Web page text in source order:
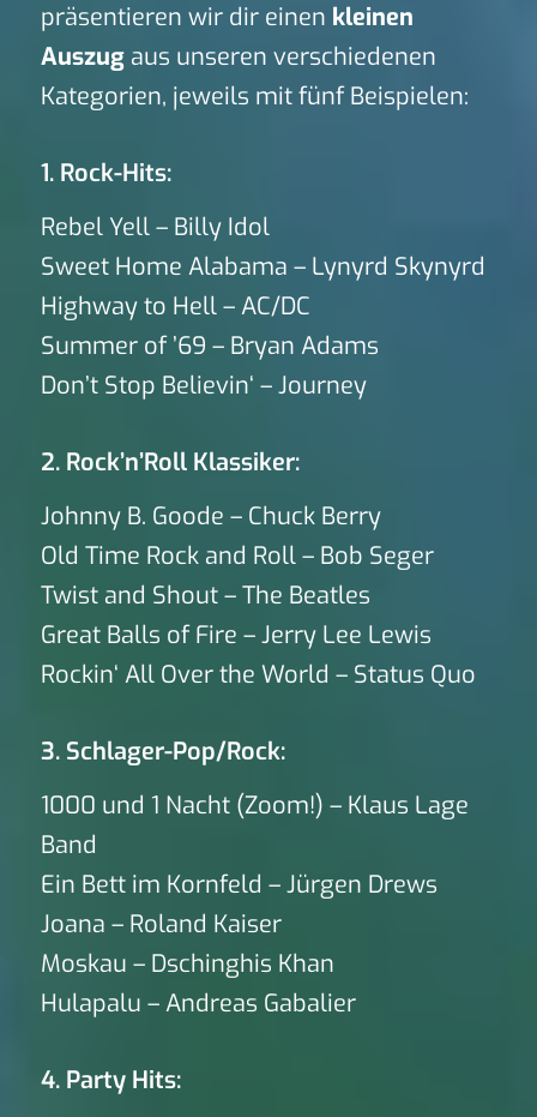
präsentieren wir dir einen kleinen
Auszugaus unseren verschiedenen
Kategorien, jeweils mit fünf Beispielen:
1. Rock-Hits:
Rebel Yell – Billy Idol
Sweet Home Alabama – Lynyrd Skynyrd
Highway to Hell – AC/DC
Summer of ’69 – Bryan Adams
Don’t Stop Believin‘ – Journey
2. Rock’n’Roll Klassiker:
Johnny B. Goode – Chuck Berry
Old Time Rock and Roll – Bob Seger
Twist and Shout – The Beatles
Great Balls of Fire – Jerry Lee Lewis
Rockin‘ All Over the World – Status Quo
3. Schlager-Pop/Rock:
1000 und 1 Nacht (Zoom!) – Klaus Lage
Band
Ein Bett im Kornfeld – Jürgen Drews
Joana – Roland Kaiser
Moskau – Dschinghis Khan
Hulapalu – Andreas Gabalier
4. Party Hits: